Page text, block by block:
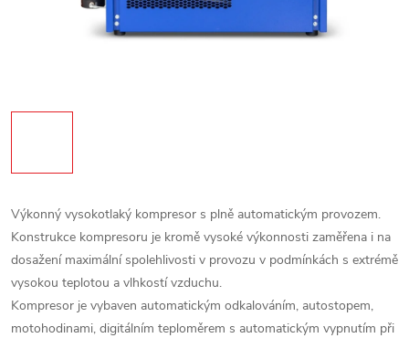
Výkonný vysokotlaký kompresor s plně automatickým provozem.
Konstrukce kompresoru je kromě vysoké výkonnosti zaměřena i na
dosažení maximální spolehlivosti v provozu v podmínkách s extrémě
vysokou teplotou a vlhkostí vzduchu.
Kompresor je vybaven automatickým odkalováním, autostopem,
motohodinami, digitálním teploměrem s automatickým vypnutím při